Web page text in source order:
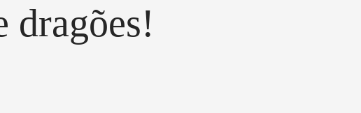
dragões!